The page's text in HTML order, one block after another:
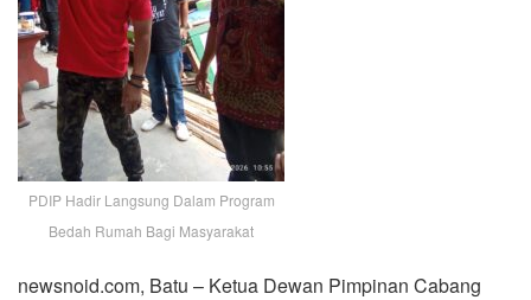
PDIP Hadir Langsung Dalam Program
Bedah Rumah Bagi Masyarakat
newsnoid.com, Batu – Ketua Dewan Pimpinan Cabang